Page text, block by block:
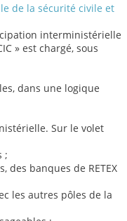
de la sécurité civile et
interministérielle
» est chargé, sous
dans une logique
Sur le volet
;
des banques de RETEX
les autres pôles de la